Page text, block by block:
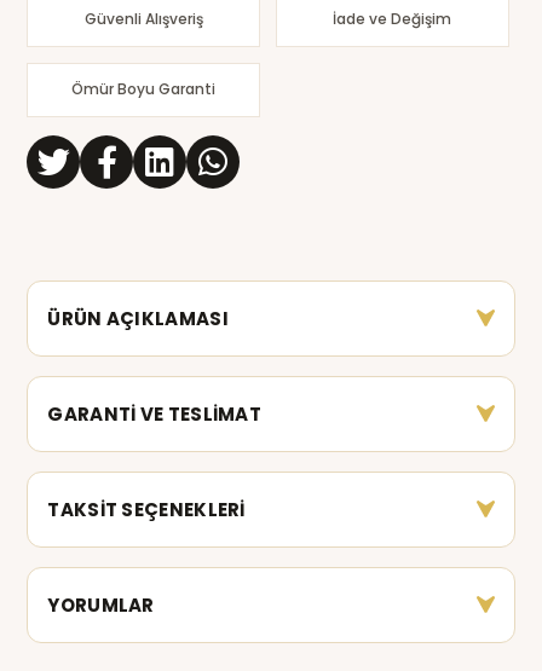
Güvenli Alışveriş İade ve Değişim
Ömür Boyu Garanti
ÜRÜN AÇIKLAMASI
GARANTİ VE TESLİMAT
TAKSİT SEÇENEKLERİ
YORUMLAR